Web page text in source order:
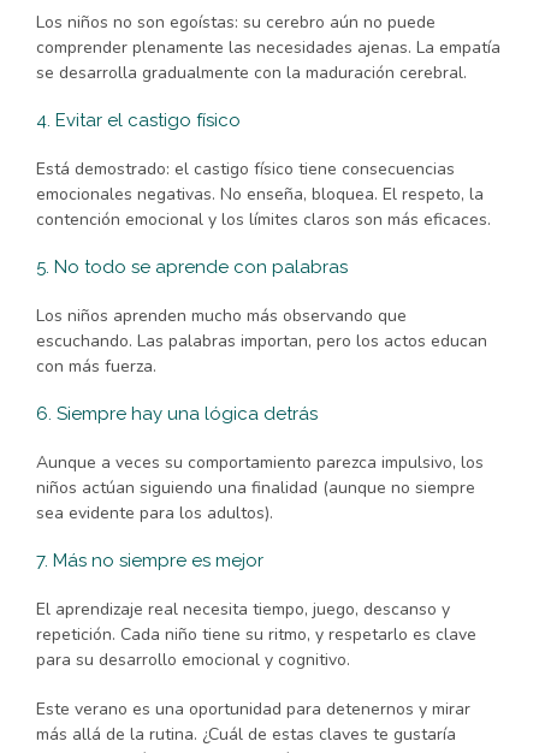
Los niños no son egoístas: su cerebro aún no puede
comprender plenamente las necesidades ajenas. La empatía
se desarrolla gradualmente con la maduración cerebral.
4. Evitar el castigo físico
Está demostrado: el castigo físico tiene consecuencias
emocionales negativas. No enseña, bloquea. El respeto, la
contención emocional y los límites claros son más eficaces.
5. No todo se aprende con palabras
Los niños aprenden mucho más observando que
escuchando. Las palabras importan, pero los actos educan
con más fuerza.
6. Siempre hay una lógica detrás
Aunque a veces su comportamiento parezca impulsivo, los
niños actúan siguiendo una finalidad (aunque no siempre
sea evidente para los adultos).
7. Más no siempre es mejor
El aprendizaje real necesita tiempo, juego, descanso y
repetición. Cada niño tiene su ritmo, y respetarlo es clave
para su desarrollo emocional y cognitivo.
Este verano es una oportunidad para detenernos y mirar
más allá de la rutina. ¿Cuál de estas claves te gustaría